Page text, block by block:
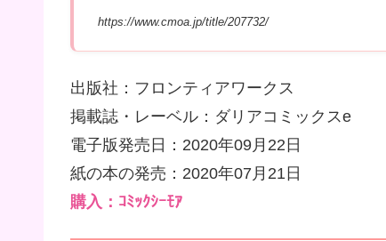
https://www.cmoa.jp/title/207732/
出版社：フロンティアワークス
掲載誌・レーベル：ダリアコミックスe
電子版発売日：2020年09月22日
紙の本の発売：2020年07月21日
購入：ｺﾐｯｸｼｰﾓｱ